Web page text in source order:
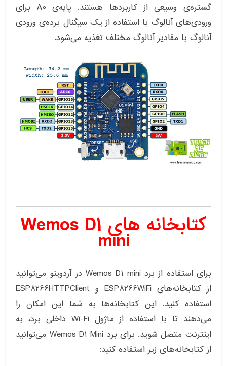
گستره‌ی وسیعی از کاربردها هستند. پایه‌ی A0 برای
ورودی‌های آنالوگ با استفاده از یک سیگنال برده‌ی ورودی
آنالوگ با مقادیر آنالوگ مختلف تغذیه می‌شود.
کتابخانه های Wemos D1
mini
برای استفاده از برد Wemos D1 mini در آردوینو می‌توانید
از کتابخانه‌های ESP8266WiFi و ESP8266HTTPClient
استفاده کنید. این کتابخانه‌ها به شما این امکان را
می‌دهند تا با استفاده از ماژول Wi-Fi داخلی برد، به
اینترنت متصل شوید. برای برد Wemos D1 Mini می‌توانید
از کتابخانه‌های زیر استفاده کنید: